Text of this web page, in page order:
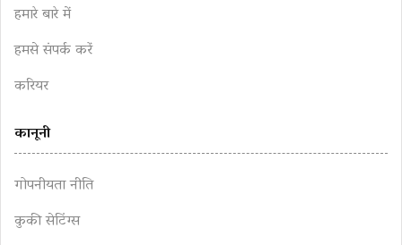
हमारे बारे में
हमसे संपर्क करें
करियर
कानूनी
गोपनीयता नीति
कुकी सेटिंग्स